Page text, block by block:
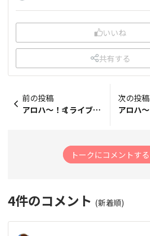
いいね
共有する
前の投稿
アロハ〜！🤙ライブラン始めて一年七ヶ月、10000km超えて目標だった10kクラブ入り出来てとても嬉しいです！☺️ 沢山のお祝い🎉の言葉ありがとうございました！これからもコツコツ頑張ります！😉
次の投稿
トークにコメントする
4件のコメント (新着順)